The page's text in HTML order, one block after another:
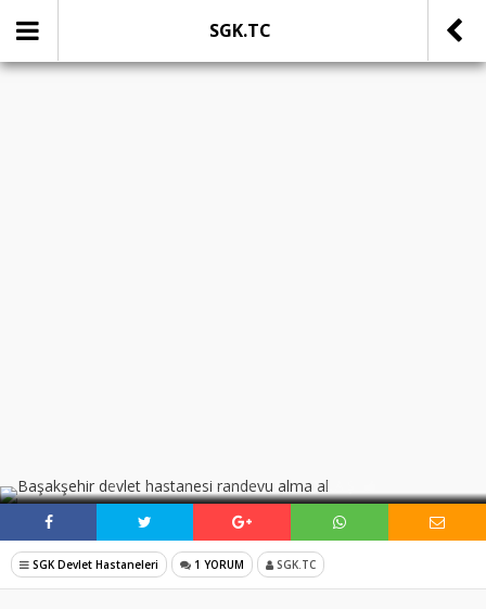
SGK.TC
SOSYAL MEDYADA PAYLAŞ
SGK Devlet Hastaneleri 1 YORUM SGK.TC